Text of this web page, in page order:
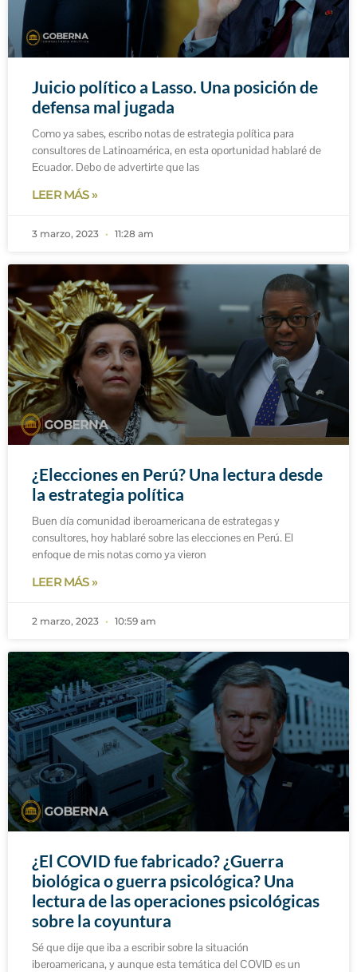
Juicio político a Lasso. Una posición de
defensa mal jugada
Como ya sabes, escribo notas de estrategia política para
consultores de Latinoamérica, en esta oportunidad hablaré de
Ecuador. Debo de advertirte que las
LEER MÁS »
3 marzo, 2023 11:28 am
¿Elecciones en Perú? Una lectura desde
la estrategia política
Buen día comunidad iberoamericana de estrategas y
consultores, hoy hablaré sobre las elecciones en Perú. El
enfoque de mis notas como ya vieron
LEER MÁS »
2 marzo, 2023 10:59 am
¿El COVID fue fabricado? ¿Guerra
biológica o guerra psicológica? Una
lectura de las operaciones psicológicas
sobre la coyuntura
Sé que dije que iba a escribir sobre la situación
iberoamericana, y aunque esta temática del COVID es un
¿Necesitas ayuda?